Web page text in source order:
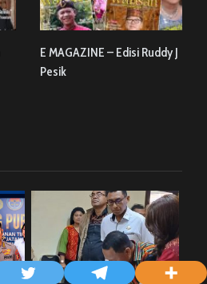
E MAGAZINE – Edisi Ruddy J
Pesik